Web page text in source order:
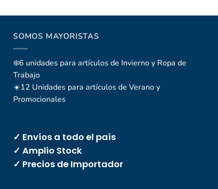
SOMOS MAYORISTAS
❄️6 unidades para artículos de Invierno y Ropa de
Trabajo
☀️12 Unidades para artículos de Verano y
Promocionales
✓ Envíos a todo el país
✓ Amplio Stock
✓ Precios de Importador